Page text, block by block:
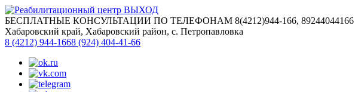
БЕСПЛАТНЫЕ КОНСУЛЬТАЦИИ ПО ТЕЛЕФОНАМ 8(4212)944-166, 89244044166
Хабаровский край, Хабаровский район, с. Петропавловка
8 (4212) 944-1668 (924) 404-41-66